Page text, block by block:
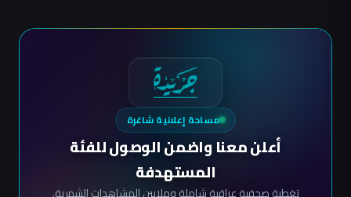
مساحة إعلانية شاغرة
أعلن معنا واضمن الوصول للفئة
المستهدفة
تغطية صحفية عراقية شاملة وملايين المشاهدات الشهرية.